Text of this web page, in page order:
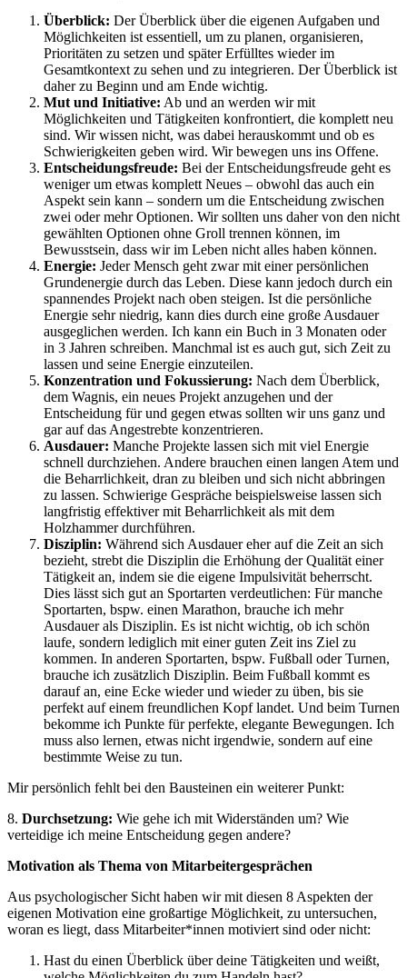
Überblick: Der Überblick über die eigenen Aufgaben und
Möglichkeiten ist essentiell, um zu planen, organisieren,
Prioritäten zu setzen und später Erfülltes wieder im
Gesamtkontext zu sehen und zu integrieren. Der Überblick ist
daher zu Beginn und am Ende wichtig.
Mut und Initiative: Ab und an werden wir mit
Möglichkeiten und Tätigkeiten konfrontiert, die komplett neu
sind. Wir wissen nicht, was dabei herauskommt und ob es
Schwierigkeiten geben wird. Wir bewegen uns ins Offene.
Entscheidungsfreude: Bei der Entscheidungsfreude geht es
weniger um etwas komplett Neues – obwohl das auch ein
Aspekt sein kann – sondern um die Entscheidung zwischen
zwei oder mehr Optionen. Wir sollten uns daher von den nicht
gewählten Optionen ohne Groll trennen können, im
Bewusstsein, dass wir im Leben nicht alles haben können.
Energie: Jeder Mensch geht zwar mit einer persönlichen
Grundenergie durch das Leben. Diese kann jedoch durch ein
spannendes Projekt nach oben steigen. Ist die persönliche
Energie sehr niedrig, kann dies durch eine große Ausdauer
ausgeglichen werden. Ich kann ein Buch in 3 Monaten oder
in 3 Jahren schreiben. Manchmal ist es auch gut, sich Zeit zu
lassen und seine Energie einzuteilen.
Konzentration und Fokussierung: Nach dem Überblick,
dem Wagnis, ein neues Projekt anzugehen und der
Entscheidung für und gegen etwas sollten wir uns ganz und
gar auf das Angestrebte konzentrieren.
Ausdauer: Manche Projekte lassen sich mit viel Energie
schnell durchziehen. Andere brauchen einen langen Atem und
die Beharrlichkeit, dran zu bleiben und sich nicht abbringen
zu lassen. Schwierige Gespräche beispielsweise lassen sich
langfristig effektiver mit Beharrlichkeit als mit dem
Holzhammer durchführen.
Disziplin: Während sich Ausdauer eher auf die Zeit an sich
bezieht, strebt die Disziplin die Erhöhung der Qualität einer
Tätigkeit an, indem sie die eigene Impulsivität beherrscht.
Dies lässt sich gut an Sportarten verdeutlichen: Für manche
Sportarten, bspw. einen Marathon, brauche ich mehr
Ausdauer als Disziplin. Es ist nicht wichtig, ob ich schön
laufe, sondern lediglich mit einer guten Zeit ins Ziel zu
kommen. In anderen Sportarten, bspw. Fußball oder Turnen,
brauche ich zusätzlich Disziplin. Beim Fußball kommt es
darauf an, eine Ecke wieder und wieder zu üben, bis sie
perfekt auf einem freundlichen Kopf landet. Und beim Turnen
bekomme ich Punkte für perfekte, elegante Bewegungen. Ich
muss also lernen, etwas nicht irgendwie, sondern auf eine
bestimmte Weise zu tun.
Mir persönlich fehlt bei den Bausteinen ein weiterer Punkt:
8. Durchsetzung: Wie gehe ich mit Widerständen um? Wie
verteidige ich meine Entscheidung gegen andere?
Motivation als Thema von Mitarbeitergesprächen
Aus psychologischer Sicht haben wir mit diesen 8 Aspekten der
eigenen Motivation eine großartige Möglichkeit, zu untersuchen,
woran es liegt, dass Mitarbeiter*innen motiviert sind oder nicht:
Hast du einen Überblick über deine Tätigkeiten und weißt,